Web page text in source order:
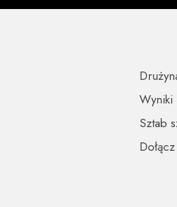
Wyniki
Sztab